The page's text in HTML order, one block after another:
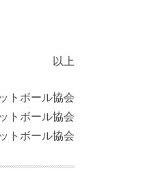
以上
トボール協会
トボール協会
トボール協会